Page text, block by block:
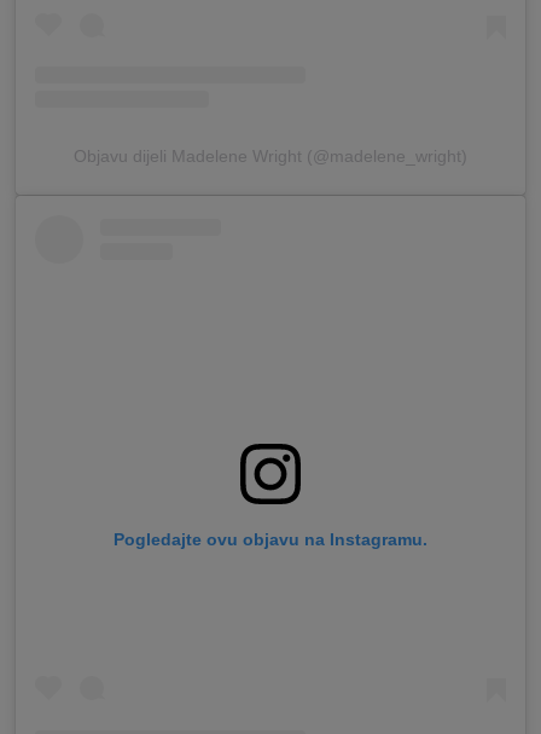
Objavu dijeli Madelene Wright (@madelene_wright)
Pogledajte ovu objavu na Instagramu.